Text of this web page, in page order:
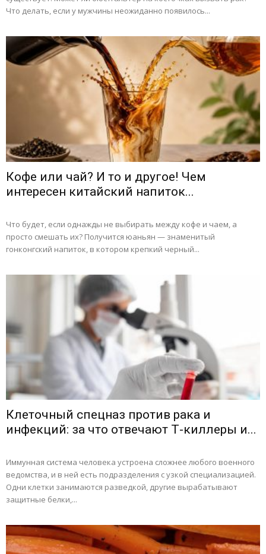
Что делать, если у мужчины неожиданно появилось...
Кофе или чай? И то и другое! Чем
интересен китайский напиток...
Что будет, если однажды не выбирать между кофе и чаем, а
просто смешать их? Получится юаньян — знаменитый
гонконгский напиток, в котором крепкий черный...
Клеточный спецназ против рака и
инфекций: за что отвечают Т-киллеры и...
Иммунная система человека устроена сложнее любого военного
ведомства, и в ней есть подразделения с узкой специализацией.
Одни клетки занимаются разведкой, другие вырабатывают
защитные белки,...